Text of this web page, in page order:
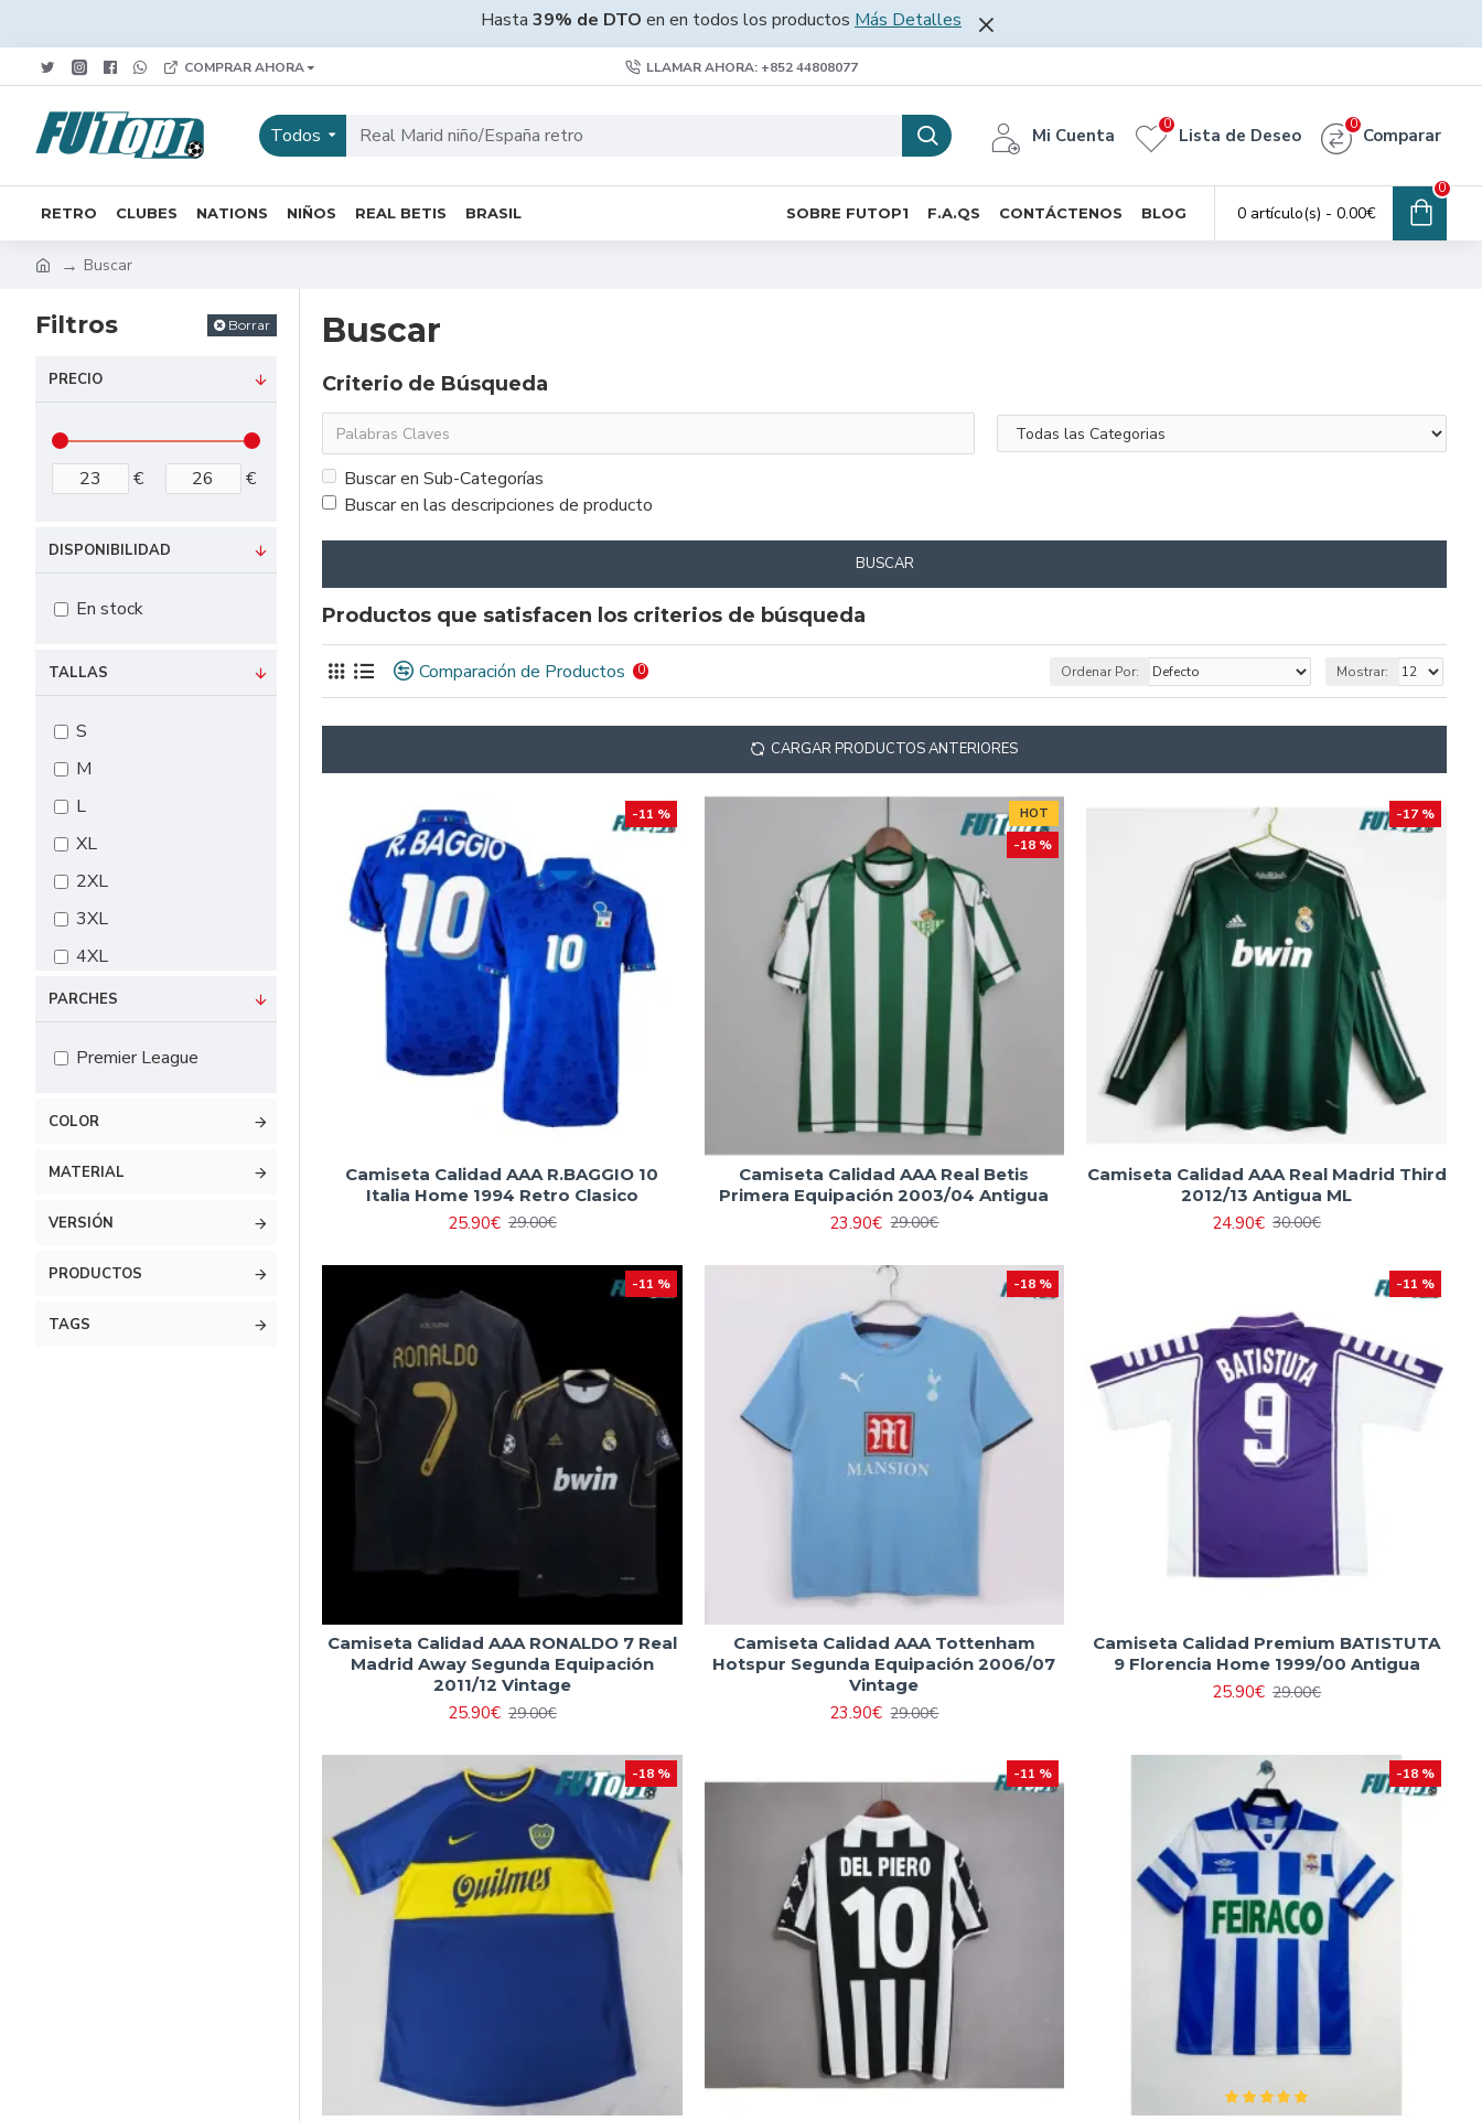
Hasta 39% de DTO en en todos los productos Más Detalles
COMPRAR AHORA LLAMAR AHORA: +852 44808077
Todos Mi Cuenta Lista de Deseo
0
Comparar
0
RETRO CLUBES NATIONS NIÑOS REAL BETIS BRASIL SOBRE FUTOP1 F.A.QS CONTÁCTENOS BLOG 0 artículo(s) - 0.00€
0
Buscar
Filtros Borrar
PRECIO
€ €
COLOR
MATERIAL
VERSIÓN
PRODUCTOS
TALLAS
S
M
L
XL
2XL
3XL
4XL
#16 90cm-105cm
#20 115cm-125cm
#26 145cm-155cm
#28 155cm-165cm
PARCHES
Premier League
TAGS
DISPONIBILIDAD
En stock
Buscar
Criterio de Búsqueda
Buscar en Sub-Categorías
Buscar en las descripciones de producto
BUSCAR
Productos que satisfacen los criterios de búsqueda
Comparación de Productos 0 Ordenar Por: Mostrar:
CARGAR PRODUCTOS ANTERIORES
-11 %
Camiseta Calidad AAA R.BAGGIO 10
Italia Home 1994 Retro Clasico
25.90€ 29.00€
HOT
-18 %
Camiseta Calidad AAA Real Betis
Primera Equipación 2003/04 Antigua
23.90€ 29.00€
-17 %
Camiseta Calidad AAA Real Madrid Third
2012/13 Antigua ML
24.90€ 30.00€
-11 %
Camiseta Calidad AAA RONALDO 7 Real
Madrid Away Segunda Equipación
2011/12 Vintage
25.90€ 29.00€
-18 %
Camiseta Calidad AAA Tottenham
Hotspur Segunda Equipación 2006/07
Vintage
23.90€ 29.00€
-11 %
Camiseta Calidad Premium BATISTUTA
9 Florencia Home 1999/00 Antigua
25.90€ 29.00€
-18 % -11 % -18 %